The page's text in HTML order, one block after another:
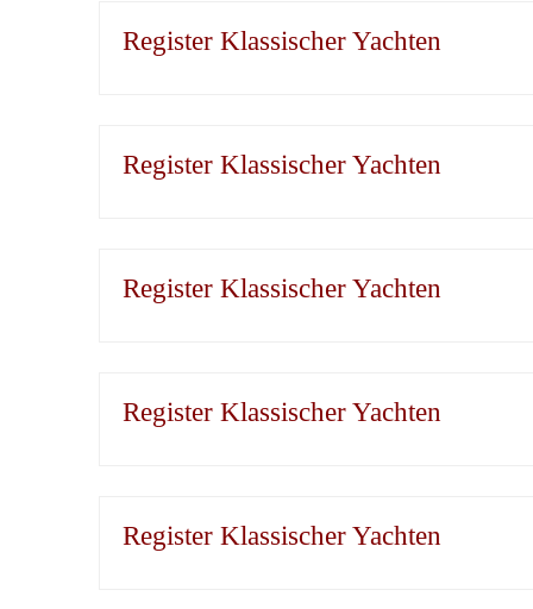
Register Klassischer Yachten
Register Klassischer Yachten
Register Klassischer Yachten
Register Klassischer Yachten
Register Klassischer Yachten